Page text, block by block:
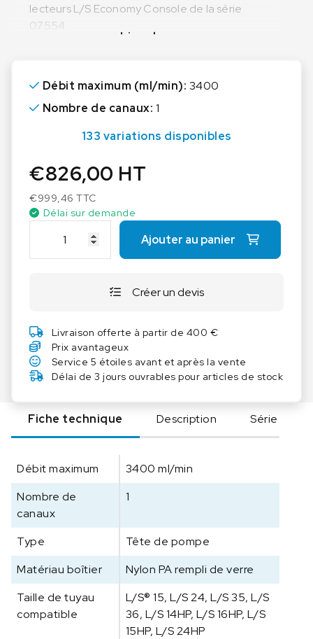
lecteurs L/S Economy Console de la série
07554.
Lire plus
Débit maximum (ml/min): 3400
Nombre de canaux: 1
133 variations disponibles
€826,00 HT
€999,46 TTC
Délai sur demande
a
t
é
d
e
a
s
t
r
f
l
e
T
ê
t
e
d
Ajouter au panier
Créer un devis
Livraison offerte à partir de 400 €
Prix avantageux
Service 5 étoiles avant et après la vente
Délai de 3 jours ouvrables pour articles de stock
Fiche technique Description Série
Débit maximum
3400 ml/min
Nombre de
canaux
1
Type
Tête de pompe
Matériau boîtier
Nylon PA rempli de verre
Taille de tuyau
compatible
L/S® 15, L/S 24, L/S 35, L/S
36, L/S 14HP, L/S 16HP, L/S
15HP, L/S 24HP